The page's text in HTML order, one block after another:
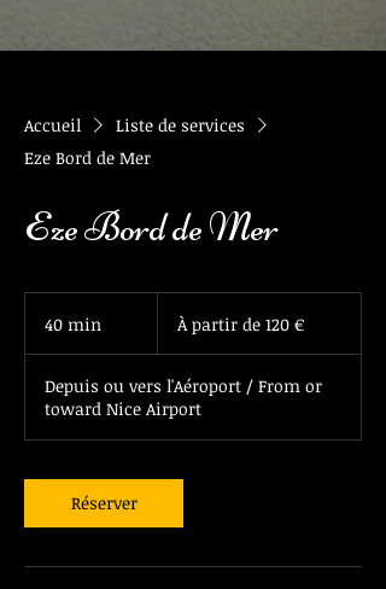
Accueil
Liste de services
Eze Bord de Mer
Eze Bord de Mer
40 min
i
n
partir
euros
À partir de 120 €
Depuis ou vers l'Aéroport / From or
toward Nice Airport
Réserver